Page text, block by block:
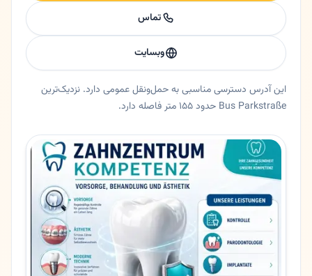
تماس
وبسایت
این آدرس دسترسی مناسبی به حمل‌ونقل عمومی دارد. نزدیک‌ترین
Bus Parkstraße حدود ۱۵۵ متر فاصله دارد.
دندانپزشک دکتر حسین رئیسی در برمرهافن، برمن. 🇮🇷 دکتر حسین رئیسی - دندانپزشک ایرانی در برمرهاون 🟡 خلاصه کوتاهدکتر حسین رئیسی دندانپزشکی حرفه‌ای و خوش‌برخورد در شهر برمرهاون است که در مطب دندانپزشکی Dr. Buchwald & Partner خدمات مدرن
ایالت
برمن
برمرهافن
آدرس
Debstedter Weg 7